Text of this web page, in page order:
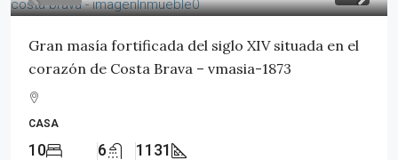
Gran masía fortificada del siglo XIV situada en el
corazón de Costa Brava – vmasia-1873
CASA
10 6 1131